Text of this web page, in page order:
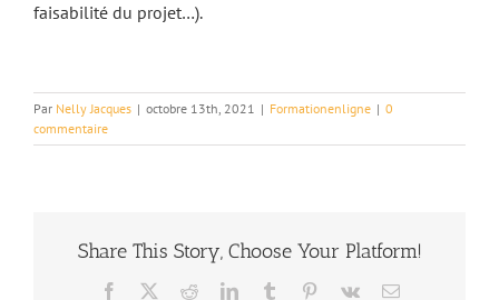
faisabilité du projet…).
Par Nelly Jacques | octobre 13th, 2021 | Formationenligne | 0
commentaire
Share This Story, Choose Your Platform!
Facebook RedditLinkedInTumblr Pinterest
Vk Email